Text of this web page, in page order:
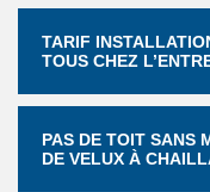
TARIF
TOUS CHEZ
PAS DE TOIT SANS
DE VELUX À